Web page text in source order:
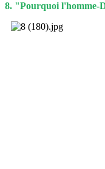
8. "Pourquoi l'homme-